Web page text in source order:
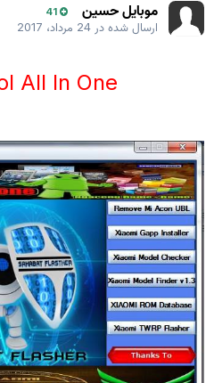
موبایل حسین 41
ارسال شده در24 مرداد، 2017
All In One